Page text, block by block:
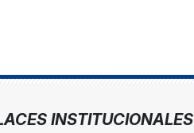
INSTITUCIONALES